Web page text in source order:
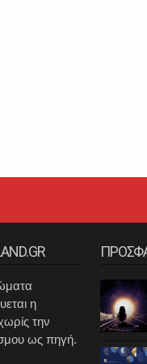
η
την
ως πηγή.